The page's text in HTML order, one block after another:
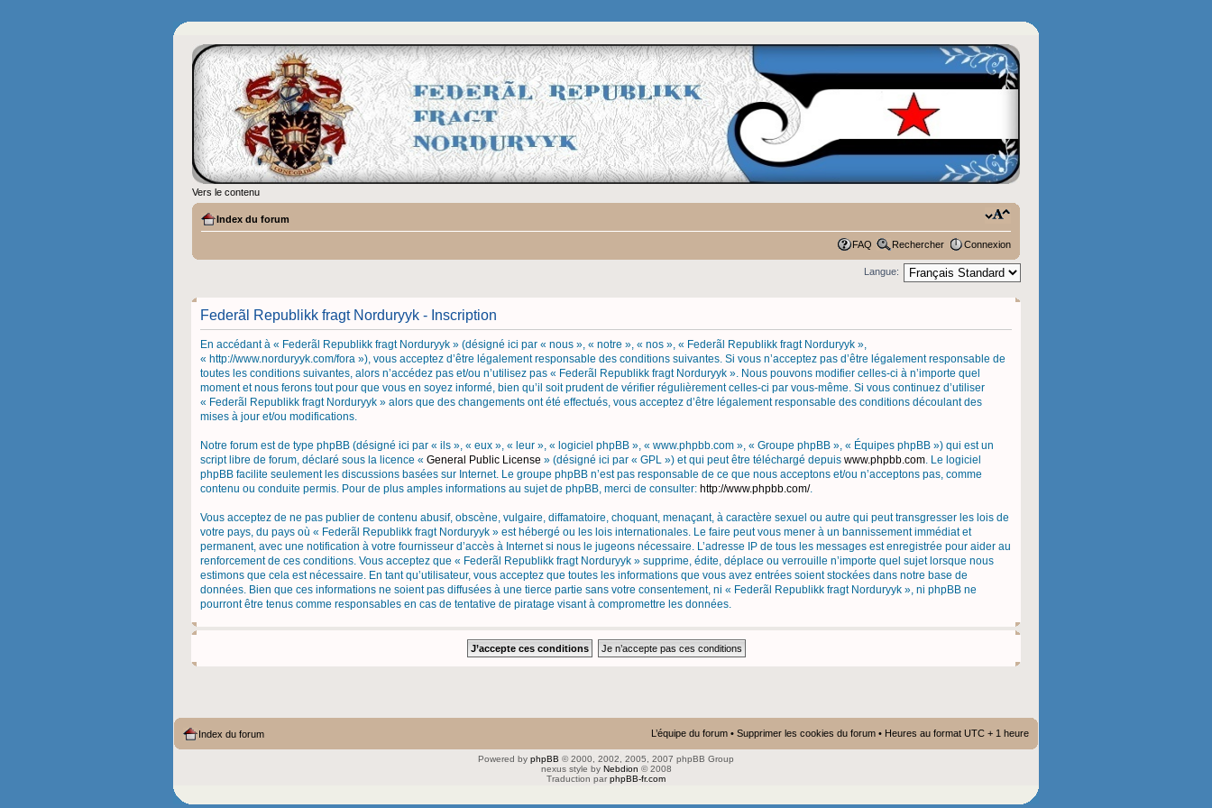
Vers le contenu
Index du forum
FAQ Rechercher Connexion
Langue:
Federãl Republikk fragt Norduryyk - Inscription
En accédant à « Federãl Republikk fragt Norduryyk » (désigné ici par « nous », « notre », « nos », « Federãl Republikk fragt Norduryyk »,
« http://www.norduryyk.com/fora »), vous acceptez d’être légalement responsable des conditions suivantes. Si vous n’acceptez pas d’être légalement responsable de
toutes les conditions suivantes, alors n’accédez pas et/ou n’utilisez pas « Federãl Republikk fragt Norduryyk ». Nous pouvons modifier celles-ci à n’importe quel
moment et nous ferons tout pour que vous en soyez informé, bien qu’il soit prudent de vérifier régulièrement celles-ci par vous-même. Si vous continuez d’utiliser
« Federãl Republikk fragt Norduryyk » alors que des changements ont été effectués, vous acceptez d’être légalement responsable des conditions découlant des
mises à jour et/ou modifications.
Notre forum est de type phpBB (désigné ici par « ils », « eux », « leur », « logiciel phpBB », « www.phpbb.com », « Groupe phpBB », « Équipes phpBB ») qui est un
script libre de forum, déclaré sous la licence « General Public License » (désigné ici par « GPL ») et qui peut être téléchargé depuis www.phpbb.com . Le logiciel
phpBB facilite seulement les discussions basées sur Internet. Le groupe phpBB n’est pas responsable de ce que nous acceptons et/ou n’acceptons pas, comme
contenu ou conduite permis. Pour de plus amples informations au sujet de phpBB, merci de consulter: http://www.phpbb.com/.
Vous acceptez de ne pas publier de contenu abusif, obscène, vulgaire, diffamatoire, choquant, menaçant, à caractère sexuel ou autre qui peut transgresser les lois de
votre pays, du pays où « Federãl Republikk fragt Norduryyk » est hébergé ou les lois internationales. Le faire peut vous mener à un bannissement immédiat et
permanent, avec une notification à votre fournisseur d’accès à Internet si nous le jugeons nécessaire. L’adresse IP de tous les messages est enregistrée pour aider au
renforcement de ces conditions. Vous acceptez que « Federãl Republikk fragt Norduryyk » supprime, édite, déplace ou verrouille n’importe quel sujet lorsque nous
estimons que cela est nécessaire. En tant qu’utilisateur, vous acceptez que toutes les informations que vous avez entrées soient stockées dans notre base de
données. Bien que ces informations ne soient pas diffusées à une tierce partie sans votre consentement, ni « Federãl Republikk fragt Norduryyk », ni phpBB ne
pourront être tenus comme responsables en cas de tentative de piratage visant à compromettre les données.
Index du forum L’équipe du forum • Supprimer les cookies du forum • Heures au format UTC + 1 heure
Powered by phpBB © 2000, 2002, 2005, 2007 phpBB Group
nexus style by Nebdion © 2008
Traduction par phpBB-fr.com